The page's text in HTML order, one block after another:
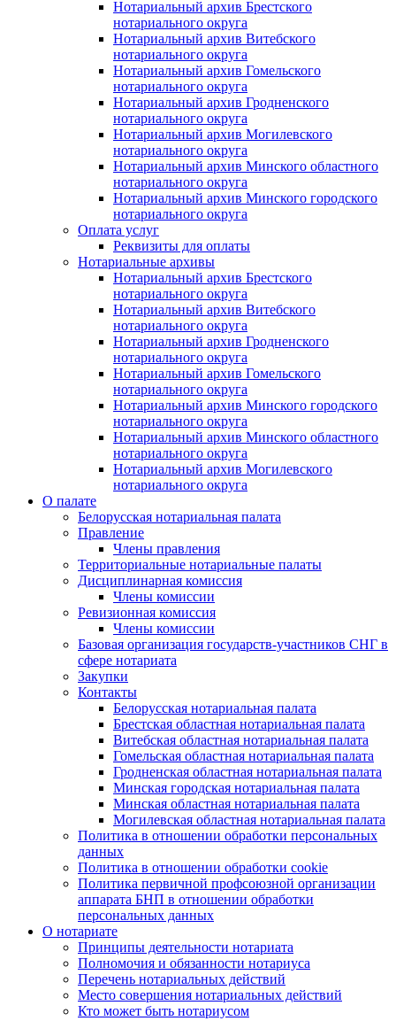
Нотариальный архив Брестского
нотариального округа
Нотариальный архив Витебского
нотариального округа
Нотариальный архив Гомельского
нотариального округа
Нотариальный архив Гродненского
нотариального округа
Нотариальный архив Могилевского
нотариального округа
Нотариальный архив Минского областного
нотариального округа
Нотариальный архив Минского городского
нотариального округа
Оплата услуг
Реквизиты для оплаты
Нотариальные архивы
Нотариальный архив Брестского
нотариального округа
Нотариальный архив Витебского
нотариального округа
Нотариальный архив Гродненского
нотариального округа
Нотариальный архив Гомельского
нотариального округа
Нотариальный архив Минского городского
нотариального округа
Нотариальный архив Минского областного
нотариального округа
Нотариальный архив Могилевского
нотариального округа
О палате
Белорусская нотариальная палата
Правление
Члены правления
Территориальные нотариальные палаты
Дисциплинарная комиссия
Члены комиссии
Ревизионная комиссия
Члены комиссии
Базовая организация государств-участников СНГ в
сфере нотариата
Закупки
Контакты
Белорусская нотариальная палата
Брестская областная нотариальная палата
Витебская областная нотариальная палата
Гомельская областная нотариальная палата
Гродненская областная нотариальная палата
Минская городская нотариальная палата
Минская областная нотариальная палата
Могилевская областная нотариальная палата
Политика в отношении обработки персональных
данных
Политика в отношении обработки cookie
Политика первичной профсоюзной организации
аппарата БНП в отношении обработки
персональных данных
О нотариате
Принципы деятельности нотариата
Полномочия и обязанности нотариуса
Перечень нотариальных действий
Место совершения нотариальных действий
Кто может быть нотариусом